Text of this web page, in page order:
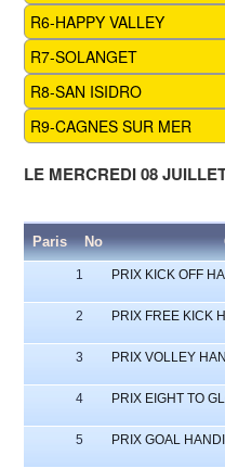
R6-HAPPY VALLEY
R7-SOLANGET
R8-SAN ISIDRO
R9-CAGNES SUR MER
LE MERCREDI 08
Paris No
1 PRIX KICK OFF
2 PRIX FREE KICK
3 PRIX VOLLEY
4 PRIX EIGHT TO
5 PRIX GOAL